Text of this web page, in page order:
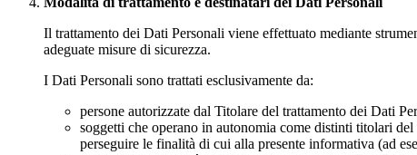
Il trattamento dei Dati Personali viene effettuato mediante
adeguate misure di sicurezza.
I Dati Personali sono trattati esclusivamente da:
persone autorizzate dal Titolare del trattamento dei Dati
soggetti che operano in autonomia come distinti titolari
perseguire le finalità di cui alla presente informativa (ad